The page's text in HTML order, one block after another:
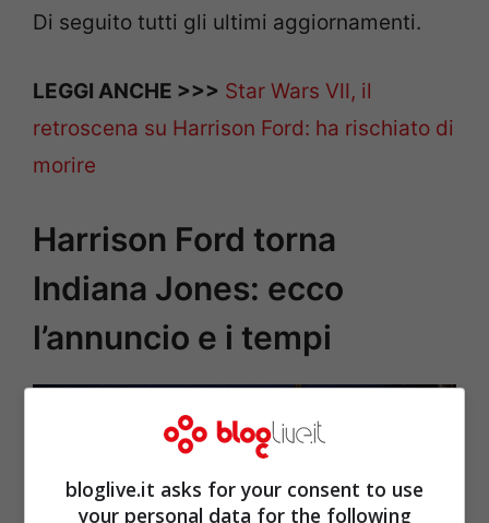
Di seguito tutti gli ultimi aggiornamenti.
LEGGI ANCHE >>> Star Wars Ⅶ, il
retroscena su Harrison Ford: ha rischiato di
morire
Harrison Ford torna
Indiana Jones: ecco
l’annuncio e i tempi
bloglive.it asks for your consent to use
your personal data for the following